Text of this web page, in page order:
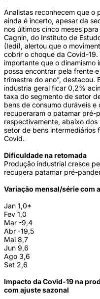
Analistas reconhecem que o
ainda é incerto, apesar da
nos últimos cinco meses
Cagnin, do Instituto de
(Iedi), alertou que o
cobrir o choque da Covid-
importante que o dinamismo
possa encontrar pela frente
trimestre do ano”, destacou.
indústria geral ficar 0,2%
taxa do segmento de setor
bens de consumo duráveis
recuperaram o patamar pré-
respectivamente, abaixo
setor de bens intermediários
Covid.
Dificuldade na retomada
Produção industrial cresce
recupera patamar pré-
Variação mensal/série com
Jan 1,0*
Fev 1,0
Mar -9,4
Abr -19,5
Mai 8,7
Jun 9,6
Ago 3,6
Set 2,6
Impacto da Covid-19 na
com ajuste sazonal